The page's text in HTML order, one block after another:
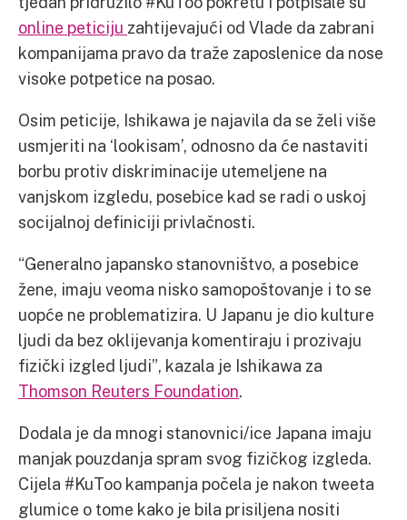
online peticiju zahtijevajući od Vlade da zabrani
kompanijama pravo da traže zaposlenice da nose
visoke potpetice na posao.
Osim peticije, Ishikawa je najavila da se želi više
usmjeriti na ‘lookisam’, odnosno da će nastaviti
borbu protiv diskriminacije utemeljene na
vanjskom izgledu, posebice kad se radi o uskoj
socijalnoj definiciji privlačnosti.
“Generalno japansko stanovništvo, a posebice
žene, imaju veoma nisko samopoštovanje i to se
uopće ne problematizira. U Japanu je dio kulture
ljudi da bez oklijevanja komentiraju i prozivaju
fizički izgled ljudi”, kazala je Ishikawa za
Thomson Reuters Foundation.
Dodala je da mnogi stanovnici/ice Japana imaju
manjak pouzdanja spram svog fizičkog izgleda.
Cijela #KuToo kampanja počela je nakon tweeta
glumice o tome kako je bila prisiljena nositi